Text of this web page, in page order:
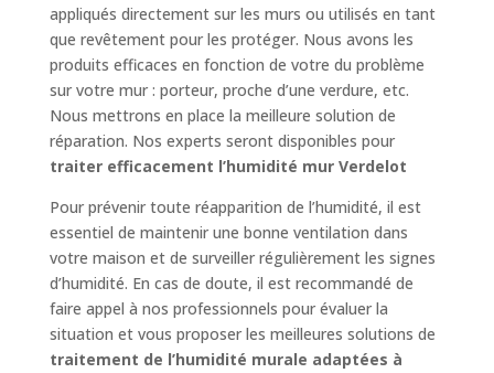
appliqués directement sur les murs ou utilisés en tant
que revêtement pour les protéger. Nous avons les
produits efficaces en fonction de votre du problème
sur votre mur : porteur, proche d’une verdure, etc.
Nous mettrons en place la meilleure solution de
réparation. Nos experts seront disponibles pour
traiter efficacement l’humidité mur Verdelot
Pour prévenir toute réapparition de l’humidité, il est
essentiel de maintenir une bonne ventilation dans
votre maison et de surveiller régulièrement les signes
d’humidité. En cas de doute, il est recommandé de
faire appel à nos professionnels pour évaluer la
situation et vous proposer les meilleures solutions de
traitement de l’humidité murale adaptées à